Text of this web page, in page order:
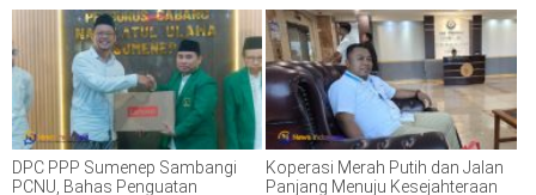
DPC PPP Sumenep Sambangi
PCNU, Bahas Penguatan
Koperasi Merah Putih dan Jalan
Panjang Menuju Kesejahteraan